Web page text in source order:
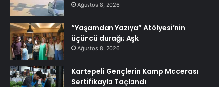
Ağustos 8, 2026
“Yaşamdan Yazıya” Atölyesi’nin
üçüncü durağı; Aşk
Ağustos 8, 2026
Kartepeli Gençlerin Kamp Macerası
Sertifikayla Taçlandı